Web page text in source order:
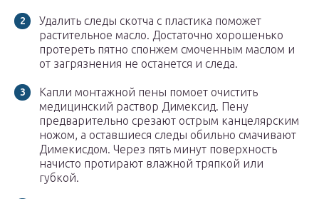
Удалить следы скотча с пластика поможет
растительное масло. Достаточно хорошенько
протереть пятно спонжем смоченным маслом и
от загрязнения не останется и следа.
Капли монтажной пены помоет очистить
медицинский раствор Димексид. Пену
предварительно срезают острым канцелярским
ножом, а оставшиеся следы обильно смачивают
Димекисдом. Через пять минут поверхность
начисто протирают влажной тряпкой или
губкой.